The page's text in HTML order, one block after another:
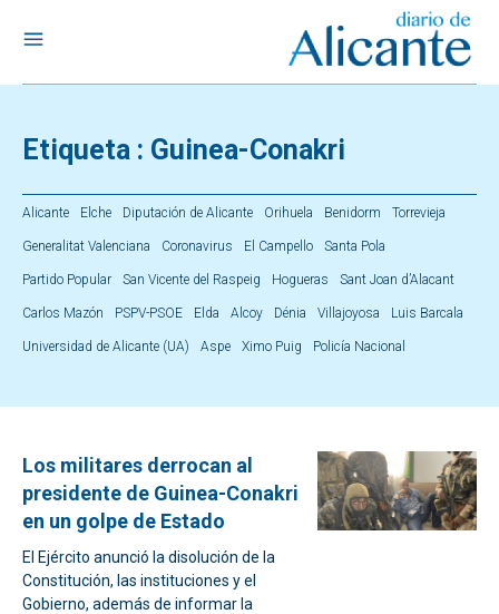
Etiqueta : Guinea-Conakri
Alicante Elche Diputación de Alicante Orihuela Benidorm Torrevieja
Generalitat Valenciana Coronavirus El Campello Santa Pola
Partido Popular San Vicente del Raspeig Hogueras Sant Joan d’Alacant
Carlos Mazón PSPV-PSOE Elda Alcoy Dénia Villajoyosa Luis Barcala
Universidad de Alicante (UA) Aspe Ximo Puig Policía Nacional
Los militares derrocan al
presidente de Guinea-Conakri
en un golpe de Estado
El Ejército anunció la disolución de la
Constitución, las instituciones y el
Gobierno, además de informar la